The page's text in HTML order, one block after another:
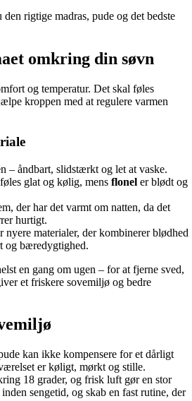
rigtige madras, pude og det bedste
omkring din søvn
og temperatur. Det skal føles
kroppen med at regulere varmen
– åndbart, slidstærkt og let at vaske.
føles glat og kølig, mens flonel er blødt og
der har det varmt om natten, da det
hurtigt.
nyere materialer, der kombinerer blødhed
og bæredygtighed.
en gang om ugen – for at fjerne sved,
et friskere sovemiljø og bedre
kan ikke kompensere for et dårligt
er køligt, mørkt og stille.
18 grader, og frisk luft gør en stor
sengetid, og skab en fast rutine, der